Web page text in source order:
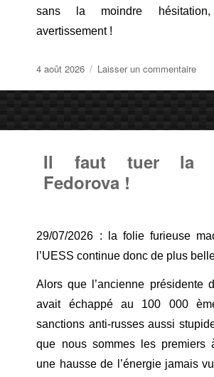
sans la moindre
avertissement !
Publié
4 août 2026 Laisser un commentairesur
Il faut tuer la
Fedorova !
29/07/2026 : la folie furieuse
l’UESS continue donc de plus
Alors que l’ancienne présidente
avait échappé au 100 000
sanctions anti-russes aussi
que nous sommes les premiers
une hausse de l’énergie jamais